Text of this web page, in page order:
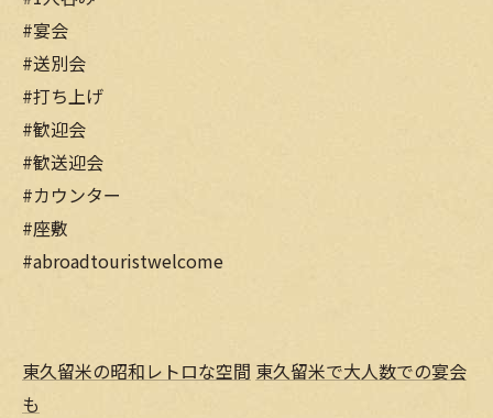
#宴会
#送別会
#打ち上げ
#歓迎会
#歓送迎会
#カウンター
#座敷
#abroadtouristwelcome
東久留米の昭和レトロな空間 東久留米で大人数での宴会
も